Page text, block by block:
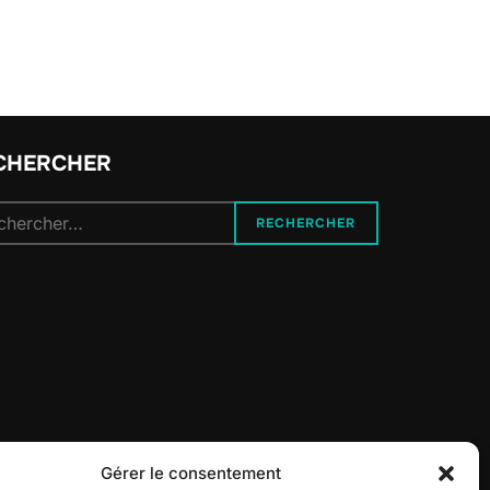
Gérer le consentement
:
RECHERCHER